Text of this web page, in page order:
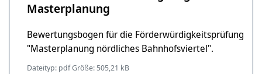
Masterplanung
Bewertungsbogen für die Förderwürdigkeitsprüfung
"Masterplanung nördliches Bahnhofsviertel".
Dateityp: pdf Größe: 505,21 kB